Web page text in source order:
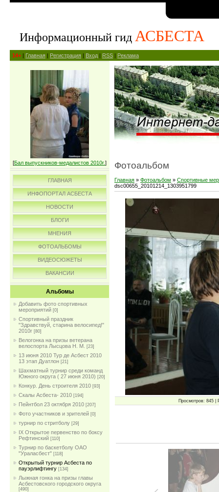
Информационный гид АСБЕСТА
14+ | Главная | Регистрация | Вход | RSS | Реклама
[Бал выпускников-медалистов 2010г.]
ГЛАВНАЯ
ИНФОПОРТАЛ АСБЕСТА
НОВОСТИ
БЛОГИ
МНЕНИЯ
ФОТОАЛЬБОМЫ
ВИДЕОСЮЖЕТЫ
ВАКАНСИИ
Альбомы
Добавить фото спортивных
мероприятий [0]
Спортивный праздник
"Здравствуй, старина велосипед!"
2010г [80]
Велогонка на призы ветерана
велоспорта Лысцова Н. М.
[23]
13 июня 2010 Тур де Асбест 2010
13 этап Дуатлон [21]
Шахматный турнир среди команд
Южного округа ( 27 июня 2010) [20]
Конкур. День строителя 2010 [93]
Скалы Асбеста- 2010 [194]
Пейнтбол 23 октября 2010 [207]
Фото участников и зрителей [0]
турнир по стритболу [29]
IX Открытое первенство по боксу
Рефтинский [110]
Турнир по баскетболу ОАО
"Ураласбест" [118]
Открытый турнир Асбеста по
пауэрлифтингу [134]
Лыжная гонка на призы главы
Асбестовского городского округа
[490]
Фотоальбом
Главная » Фотоальбом » Спортивные
dsc00655_20101214_1303951799
Просмотров: 845 |